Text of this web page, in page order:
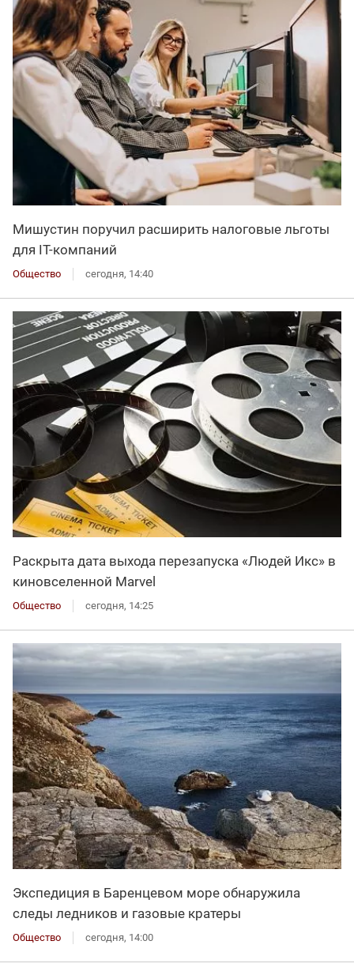
Мишустин поручил расширить налоговые льготы
для IT-компаний
Общество сегодня, 14:40
Раскрыта дата выхода перезапуска «Людей Икс» в
киновселенной Marvel
Общество сегодня, 14:25
Экспедиция в Баренцевом море обнаружила
следы ледников и газовые кратеры
Общество сегодня, 14:00